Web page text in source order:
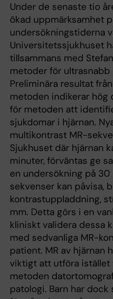
Under de senaste tio
ökad uppmärksamhet
undersökningstiderna
Universitetssjukhuset
tillsammans med
metoder för ultrasnabb
Preliminära resultat
metoden indikerar hög
för metoden att
sjukdomar i hjärnan.
multikontrast MR-
Sjukhuset där hjärnan
minuter, förväntas ge
en undersökning på
sekvenser kan påvisa,
kontrastuppladdning,
mm. Detta görs i en
kliniskt validera dessa
med sedvanliga MR-
patient. MR av hjärnan
viktigt att utföra istället
metoden
patologi. Barn har